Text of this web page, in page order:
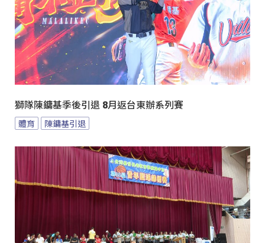
獅隊陳鏞基季後引退 8月返台東辦系列賽
體育 陳鏞基引退